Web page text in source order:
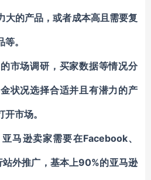
大的产品，或者成本高且需要复
。
市场调研，买家数据等情况分
状况选择合适并且有潜力的产
市场。
马逊卖家需要在Facebook、
外推广，基本上90%的亚马逊